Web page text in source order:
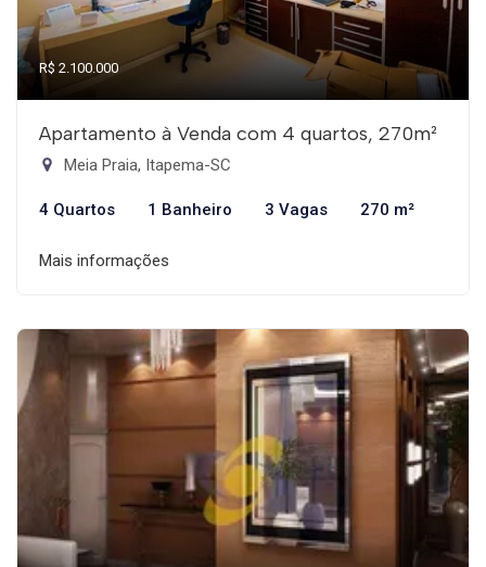
R$ 2.100.000
Apartamento à Venda com 4 quartos, 270m²
Meia Praia, Itapema-SC
4 Quartos 1 Banheiro 3 Vagas 270 m²
Mais informações